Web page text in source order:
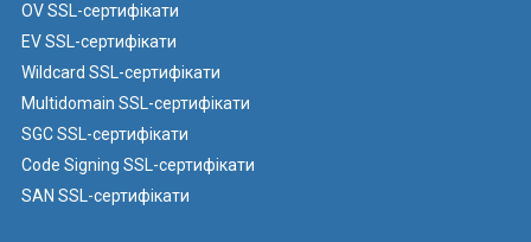
OV SSL-сертифікати
EV SSL-сертифікати
Wildcard SSL-сертифікати
Multidomain SSL-сертифікати
SGC SSL-сертифікати
Code Signing SSL-сертифікати
SAN SSL-сертифікати